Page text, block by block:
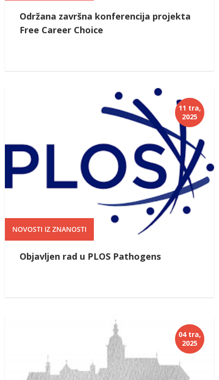
Održana završna konferencija projekta
Free Career Choice
11 tra,
2025
NOVOSTI IZ ZNANOSTI
Objavljen rad u PLOS Pathogens
04 tra,
2025